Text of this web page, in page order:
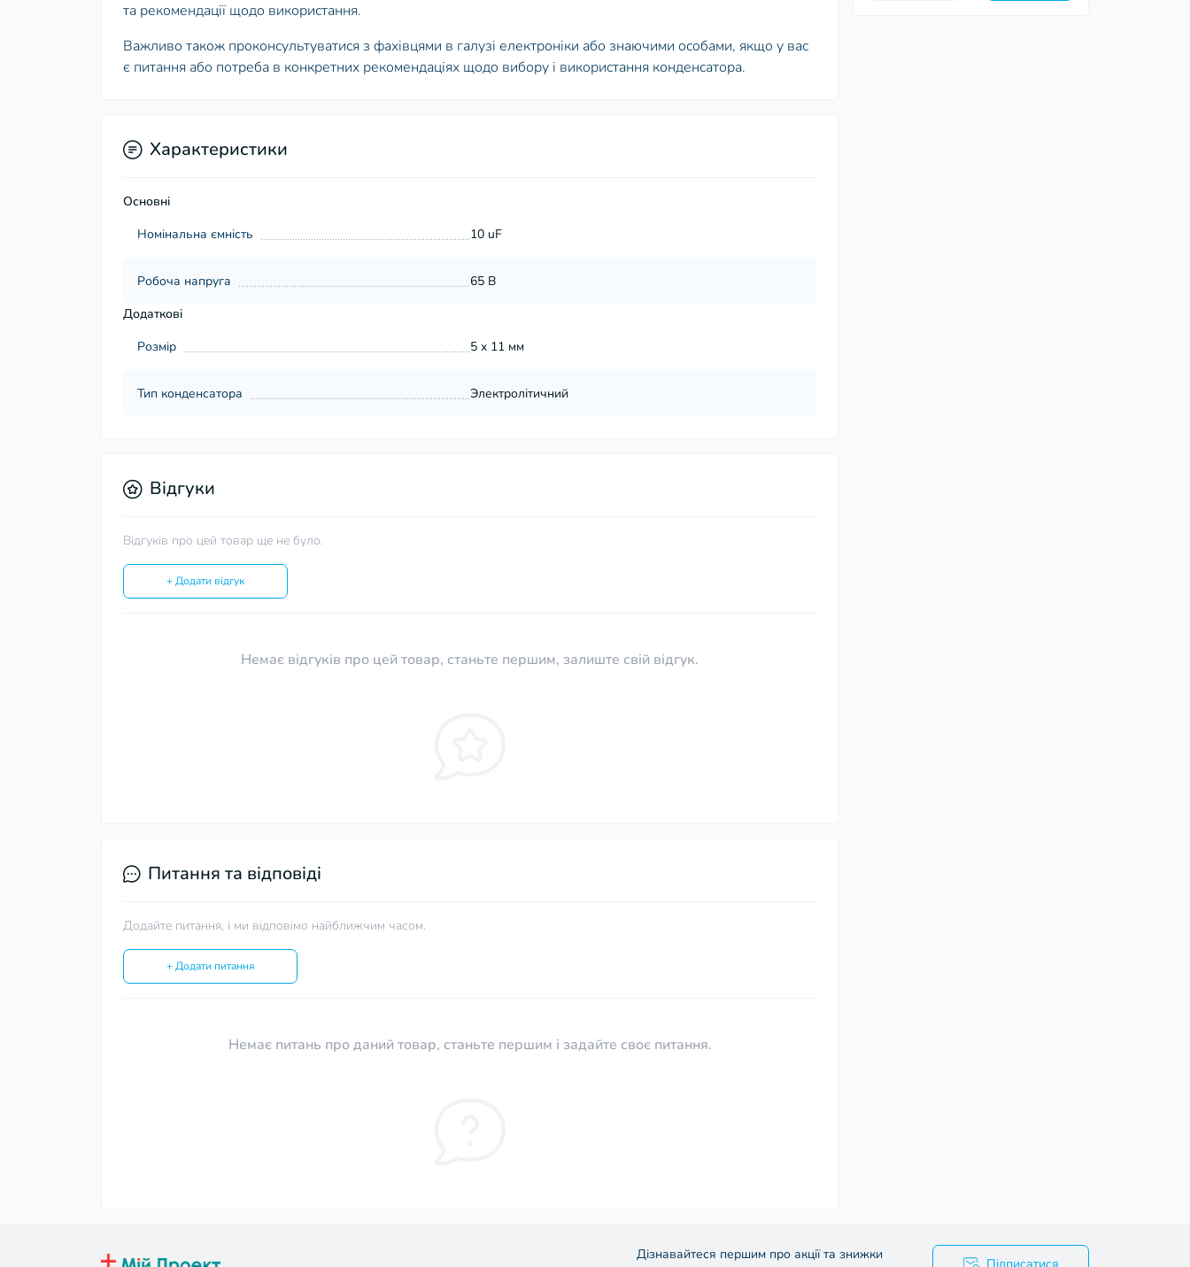
та рекомендації щодо використання.
Важливо також проконсультуватися з фахівцями в галузі електроніки або знаючими особами, якщо у вас
є питання або потреба в конкретних рекомендаціях щодо вибору і використання конденсатора.
Характеристики
Основні
Номінальна ємність
10 uF
Робоча напруга
65 В
Додаткові
Розмір
5 х 11 мм
Тип конденсатора Электролітичний
Відгуки
Відгуків про цей товар ще не було.
+ Додати відгук
Немає відгуків про цей товар, станьте першим, залиште свій відгук.
Питання та відповіді
Додайте питання, і ми відповімо найближчим часом.
+ Додати питання
Немає питань про даний товар, станьте першим і задайте своє питання.
Дізнавайтеся першим про акції та знижки